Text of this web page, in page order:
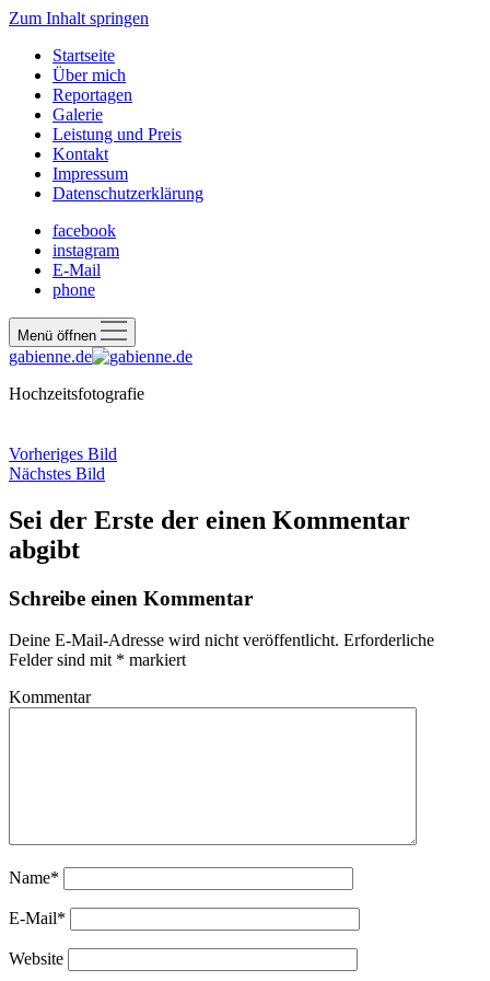
Zum Inhalt springen
Startseite
Über mich
Reportagen
Galerie
Leistung und Preis
Kontakt
Impressum
Datenschutzerklärung
facebook
instagram
E-Mail
phone
Menü öffnen
gabienne.de
Hochzeitsfotografie
Vorheriges Bild
Nächstes Bild
Sei der Erste der einen Kommentar
abgibt
Schreibe einen Kommentar
Deine E-Mail-Adresse wird nicht veröffentlicht. Erforderliche
Felder sind mit * markiert
Kommentar
Name*
E-Mail*
Website